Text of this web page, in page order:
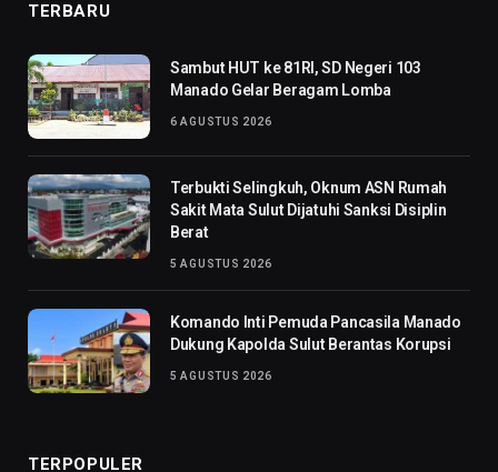
TERBARU
Sambut HUT ke 81RI, SD Negeri 103
Manado Gelar Beragam Lomba
6 AGUSTUS 2026
Terbukti Selingkuh, Oknum ASN Rumah
Sakit Mata Sulut Dijatuhi Sanksi Disiplin
Berat
5 AGUSTUS 2026
Komando Inti Pemuda Pancasila Manado
Dukung Kapolda Sulut Berantas Korupsi
5 AGUSTUS 2026
TERPOPULER